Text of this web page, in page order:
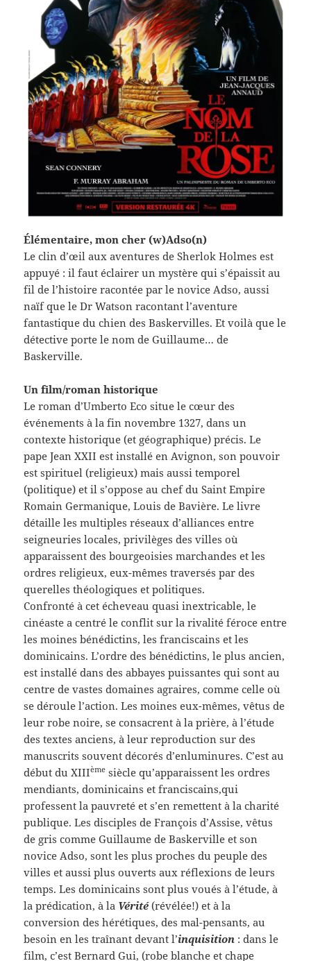
Élémentaire, mon cher (w)Adso(n)
Le clin d’œil aux aventures de Sherlok Holmes est
appuyé : il faut éclairer un mystère qui s’épaissit au
fil de l’histoire racontée par le novice Adso, aussi
naïf que le Dr Watson racontant l’aventure
fantastique du chien des Baskervilles. Et voilà que le
détective porte le nom de Guillaume… de
Baskerville.
Un film/roman historique
Le roman d’Umberto Eco situe le cœur des
événements à la fin novembre 1327, dans un
contexte historique (et géographique) précis. Le
pape Jean XXII est installé en Avignon, son pouvoir
est spirituel (religieux) mais aussi temporel
(politique) et il s’oppose au chef du Saint Empire
Romain Germanique, Louis de Bavière. Le livre
détaille les multiples réseaux d’alliances entre
seigneuries locales, privilèges des villes où
apparaissent des bourgeoisies marchandes et les
ordres religieux, eux-mêmes traversés par des
querelles théologiques et politiques.
Confronté à cet écheveau quasi inextricable, le
cinéaste a centré le conflit sur la rivalité féroce entre
les moines bénédictins, les franciscains et les
dominicains. L’ordre des bénédictins, le plus ancien,
est installé dans des abbayes puissantes qui sont au
centre de vastes domaines agraires, comme celle où
se déroule l’action. Les moines eux-mêmes, vêtus de
leur robe noire, se consacrent à la prière, à l’étude
des textes anciens, à leur reproduction sur des
manuscrits souvent décorés d’enluminures. C’est au
début du XIIIème siècle qu’apparaissent les ordres
mendiants, dominicains et franciscains,qui
professent la pauvreté et s’en remettent à la charité
publique. Les disciples de François d’Assise, vêtus
de gris comme Guillaume de Baskerville et son
novice Adso, sont les plus proches du peuple des
villes et aussi plus ouverts aux réflexions de leurs
temps. Les dominicains sont plus voués à l’étude, à
la prédication, à la Vérité(révélée!) et à la
conversion des hérétiques, des mal-pensants, au
besoin en les traînant devant l’inquisition : dans le
film, c’est Bernard Gui, (robe blanche et chape